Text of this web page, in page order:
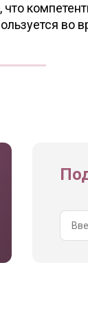
что
во